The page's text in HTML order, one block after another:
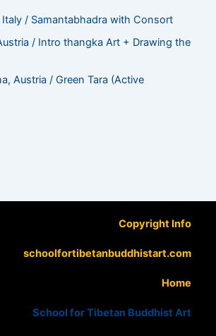
/ Samantabhadra with Consort
/ Intro thangka Art + Drawing the
Austria / Green Tara (Active
Copyright Info
schoolfortibetanbuddhistart.com
Home
School for Tibetan Buddhist Art